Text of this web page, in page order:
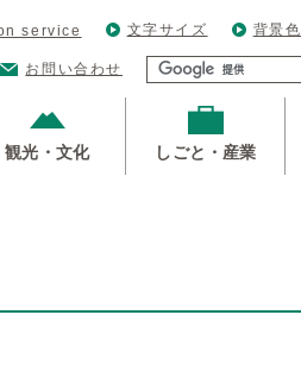
service 文字サイズ 背景色
お問い合わせ
観光・文化 しごと・産業